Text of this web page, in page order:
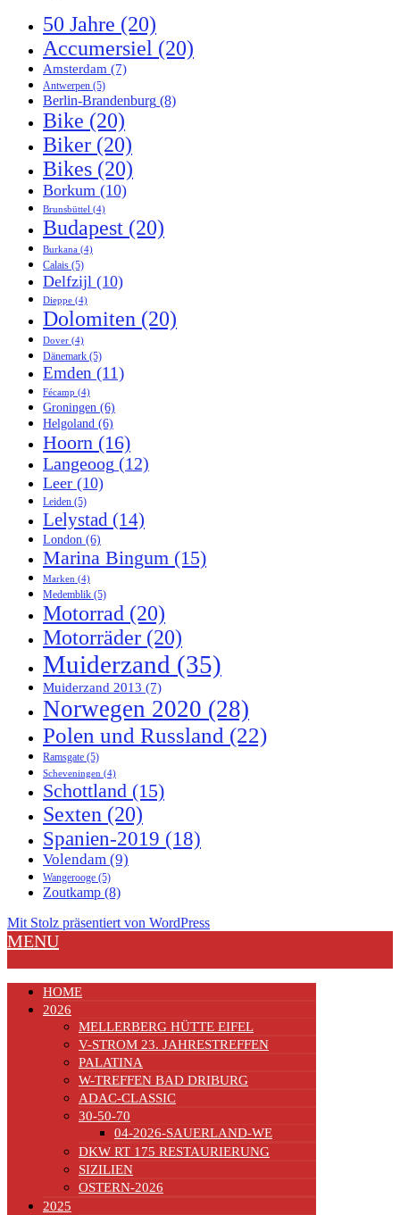
50 Jahre (20)
Accumersiel (20)
Amsterdam (7)
Antwerpen (5)
Berlin-Brandenburg (8)
Bike (20)
Biker (20)
Bikes (20)
Borkum (10)
Brunsbüttel (4)
Budapest (20)
Burkana (4)
Calais (5)
Delfzijl (10)
Dieppe (4)
Dolomiten (20)
Dover (4)
Dänemark (5)
Emden (11)
Fécamp (4)
Groningen (6)
Helgoland (6)
Hoorn (16)
Langeoog (12)
Leer (10)
Leiden (5)
Lelystad (14)
London (6)
Marina Bingum (15)
Marken (4)
Medemblik (5)
Motorrad (20)
Motorräder (20)
Muiderzand (35)
Muiderzand 2013 (7)
Norwegen 2020 (28)
Polen und Russland (22)
Ramsgate (5)
Scheveningen (4)
Schottland (15)
Sexten (20)
Spanien-2019 (18)
Volendam (9)
Wangerooge (5)
Zoutkamp (8)
Mit Stolz präsentiert von WordPress
MENU
HOME
2026
MELLERBERG HÜTTE EIFEL
V-STROM 23. JAHRESTREFFEN
PALATINA
W-TREFFEN BAD DRIBURG
ADAC-CLASSIC
30-50-70
04-2026-SAUERLAND-WE
DKW RT 175 RESTAURIERUNG
SIZILIEN
OSTERN-2026
2025